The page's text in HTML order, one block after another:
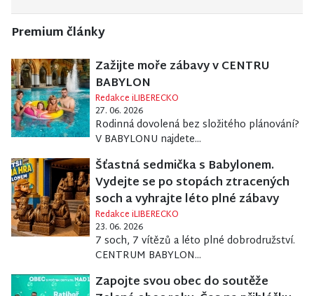
Premium články
Zažijte moře zábavy v CENTRU
BABYLON
Redakce iLIBERECKO
27. 06. 2026
Rodinná dovolená bez složitého plánování?
V BABYLONU najdete...
Šťastná sedmička s Babylonem.
Vydejte se po stopách ztracených
soch a vyhrajte léto plné zábavy
Redakce iLIBERECKO
23. 06. 2026
7 soch, 7 vítězů a léto plné dobrodružství.
CENTRUM BABYLON...
Zapojte svou obec do soutěže